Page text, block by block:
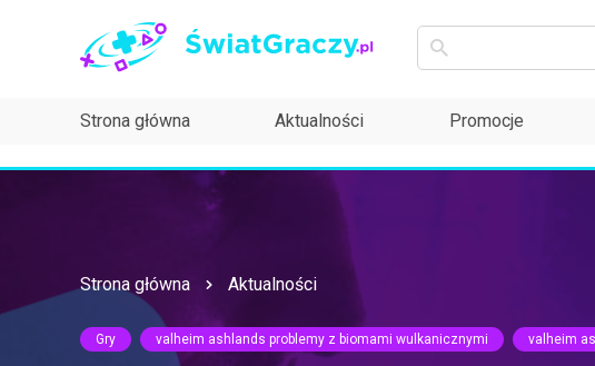
Strona główna Aktualności Promocje
Strona główna Aktualności
Gry valheim ashlands problemy z biomami wulkanicznymi valheim